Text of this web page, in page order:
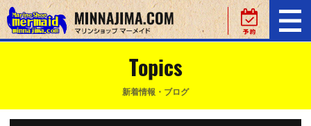
Topics
新着情報・ブログ